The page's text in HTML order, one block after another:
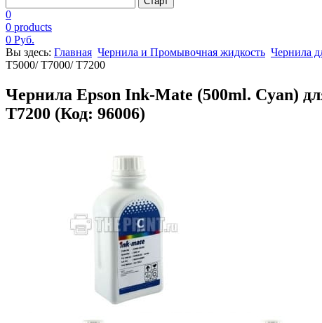
0
0 products
0 Руб.
Вы здесь: Главная Чернила и Промывочная жидкость Чернила
T5000/ T7000/ T7200
Чернила Epson Ink-Mate (500ml. Cyan)
T7200 (Код: 96006)